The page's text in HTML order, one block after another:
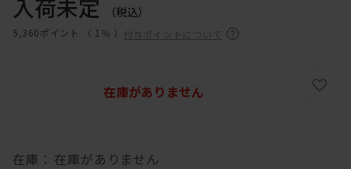
入荷未定 （税込）
5,360ポイント （ 1％ ） 付与ポイントについて
在庫： 在庫がありません
在庫がありません